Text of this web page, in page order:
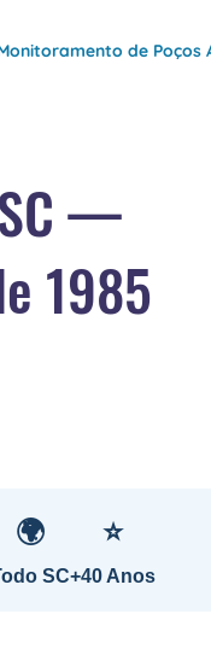
de Poços
—
1985
🌍
SC
⭐
+40 Anos